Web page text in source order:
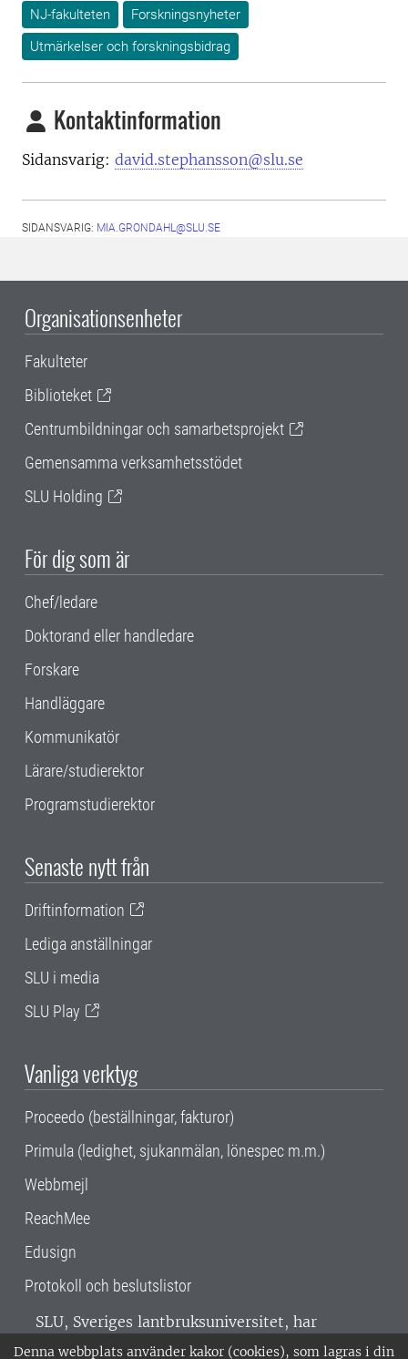
Denna webbplats använder kakor (cookies), som lagras i din
NJ-fakulteten
Forskningsnyheter
Utmärkelser och forskningsbidrag
Kontaktinformation
Sidansvarig: david.stephansson@slu.se
SIDANSVARIG: MIA.GRONDAHL@SLU.SE
Organisationsenheter
Fakulteter
Biblioteket
Centrumbildningar och samarbetsprojekt
Gemensamma verksamhetsstödet
SLU Holding
För dig som är
Chef/ledare
Doktorand eller handledare
Forskare
Handläggare
Kommunikatör
Lärare/studierektor
Programstudierektor
Senaste nytt från
Driftinformation
Lediga anställningar
SLU i media
SLU Play
Vanliga verktyg
Proceedo (beställningar, fakturor)
Primula (ledighet, sjukanmälan, lönespec m.m.)
Webbmejl
ReachMee
Edusign
Protokoll och beslutslistor
SLU, Sveriges lantbruksuniversitet, har
verksamhet över hela Sverige. Huvudorter är